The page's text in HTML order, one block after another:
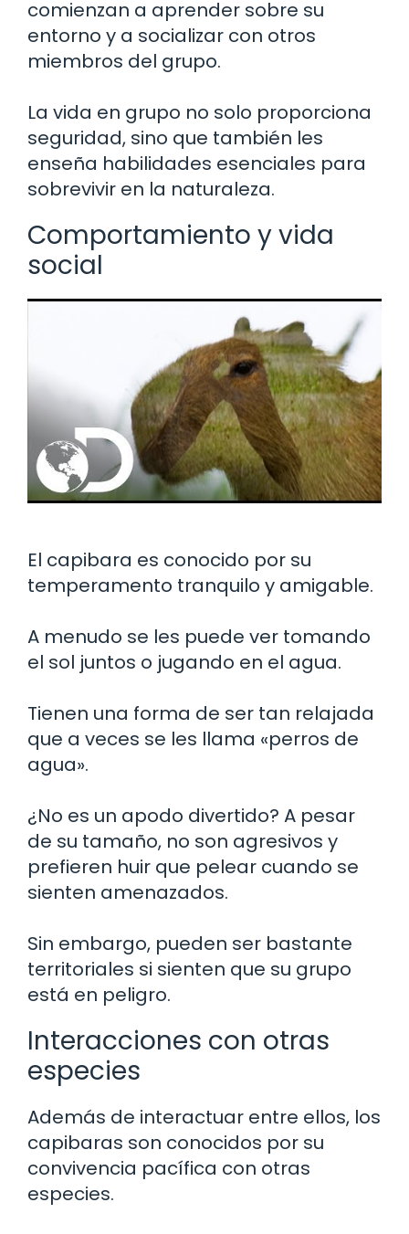
comienzan a aprender sobre su
entorno y a socializar con otros
miembros del grupo.
La vida en grupo no solo proporciona
seguridad, sino que también les
enseña habilidades esenciales para
sobrevivir en la naturaleza.
Comportamiento y vida
social
El capibara es conocido por su
temperamento tranquilo y amigable.
A menudo se les puede ver tomando
el sol juntos o jugando en el agua.
Tienen una forma de ser tan relajada
que a veces se les llama «perros de
agua».
¿No es un apodo divertido? A pesar
de su tamaño, no son agresivos y
prefieren huir que pelear cuando se
sienten amenazados.
Sin embargo, pueden ser bastante
territoriales si sienten que su grupo
está en peligro.
Interacciones con otras
especies
Además de interactuar entre ellos, los
capibaras son conocidos por su
convivencia pacífica con otras
especies.